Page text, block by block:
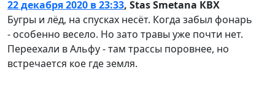
22 декабря 2020 в 23:33, Stas Smetana КВХ
Бугры и лëд, на спусках несëт. Когда забыл фонарь
- особенно весело. Но зато травы уже почти нет.
Переехали в Альфу - там трассы поровнее, но
встречается кое где земля.